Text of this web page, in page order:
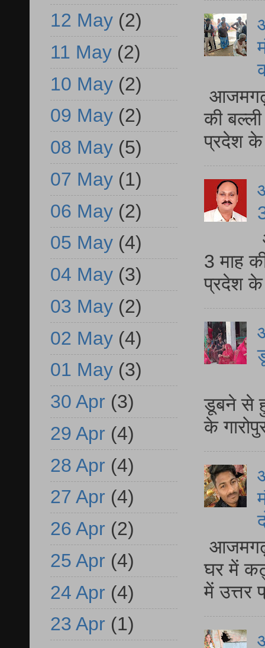
आजमगढ़
की
प्रदेश
3 माह
प्रदेश
डूबने से
के
घर में
में
12 May (2)
11 May (2)
10 May (2)
09 May (2)
08 May (5)
07 May (1)
06 May (2)
05 May (4)
04 May (3)
03 May (2)
02 May (4)
01 May (3)
30 Apr (3)
29 Apr (4)
28 Apr (4)
27 Apr (4)
26 Apr (2)
25 Apr (4)
24 Apr (4)
23 Apr (1)